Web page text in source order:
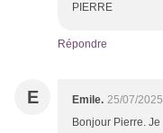
PIERRE
Répondre
E Emile. 25/07/
Bonjour Pierre.